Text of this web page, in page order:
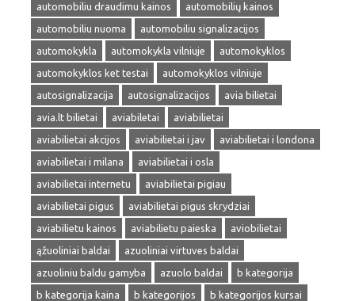
automobiliu draudimu kainos
automobilių kainos
automobiliu nuoma
automobiliu signalizacijos
automokykla
automokykla vilniuje
automokyklos
automokyklos ket testai
automokyklos vilniuje
autosignalizacija
autosignalizacijos
avia bilietai
avia.lt bilietai
aviabiletai
aviabilietai
aviabilietai akcijos
aviabilietai i jav
aviabilietai i londona
aviabilietai i milana
aviabilietai i osla
aviabilietai internetu
aviabilietai pigiau
aviabilietai pigus
aviabilietai pigus skrydziai
aviabilietu kainos
aviabilietu paieska
aviobilietai
ąžuoliniai baldai
azuoliniai virtuves baldai
azuoliniu baldu gamyba
azuolo baldai
b kategorija
b kategorija kaina
b kategorijos
b kategorijos kursai